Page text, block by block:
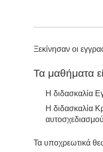
Ξεκίνησαν οι
Τα μαθήματα
Η διδασκαλία
Η διδασκαλία
Τα υποχρεωτικά